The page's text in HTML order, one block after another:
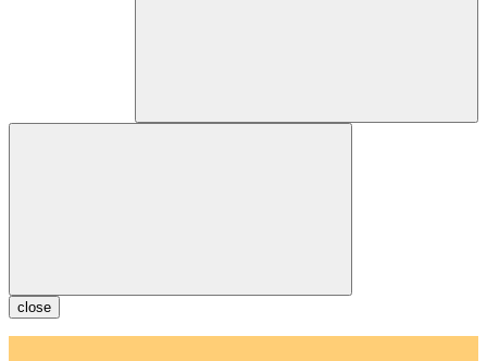
close